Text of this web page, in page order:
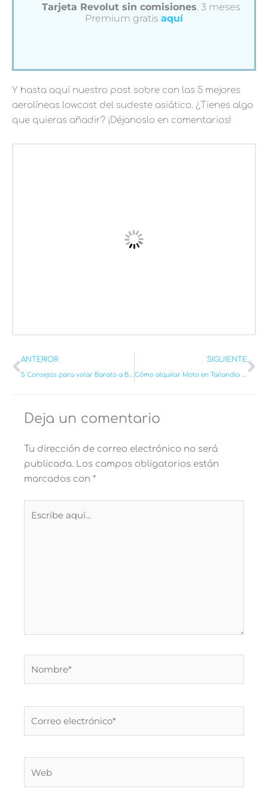
Tarjeta Revolut sin comisiones . 3 meses
Premium gratis aquí
Y hasta aquí nuestro post sobre con las 5 mejores
aerolíneas lowcost del sudeste asiático. ¿Tienes algo
que quieras añadir? ¡Déjanoslo en comentarios!
Ant
ANTERIOR
5 Consejos para volar Barato a Bali en 2026
SIGUIENTE
Cómo alquilar Moto en Tailandia en 2026: Consejos y Precios
Deja un comentario
Tu dirección de correo electrónico no será
publicada. Los campos obligatorios están
marcados con *